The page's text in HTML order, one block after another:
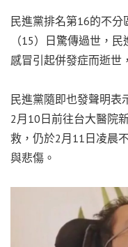
民進黨排名第16的不
（15）日驚傳過世，
感冒引起併發症而逝世
民進黨隨即也發聲明表
2月10日前往台大醫院
救，仍於2月11日凌晨
與悲傷。